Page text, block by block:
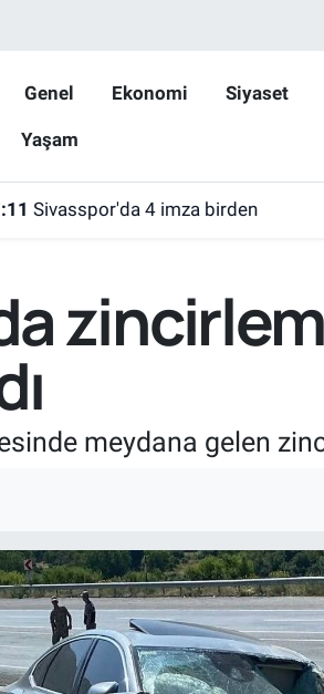
Genel Ekonomi Siyaset
Yaşam
Sivasspor'da 4 imza birden
meydana gelen